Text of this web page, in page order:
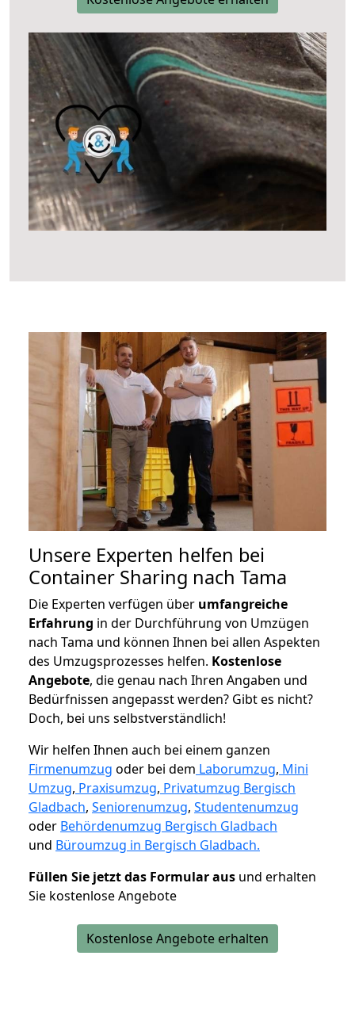
Unsere Experten helfen bei
Container Sharing nach Tama
Die Experten verfügen über umfangreiche
Erfahrung in der Durchführung von Umzügen
nach Tama und können Ihnen bei allen Aspekten
des Umzugsprozesses helfen. Kostenlose
Angebote, die genau nach Ihren Angaben und
Bedürfnissen angepasst werden? Gibt es nicht?
Doch, bei uns selbstverständlich!
Wir helfen Ihnen auch bei einem ganzen
Firmenumzug oder bei dem Laborumzug, Mini
Umzug, Praxisumzug, Privatumzug Bergisch
Gladbach, Seniorenumzug, Studentenumzug
oder Behördenumzug Bergisch Gladbach
und Büroumzug in Bergisch Gladbach.
Füllen Sie jetzt das Formular aus und erhalten
Sie kostenlose Angebote
Kostenlose Angebote erhalten